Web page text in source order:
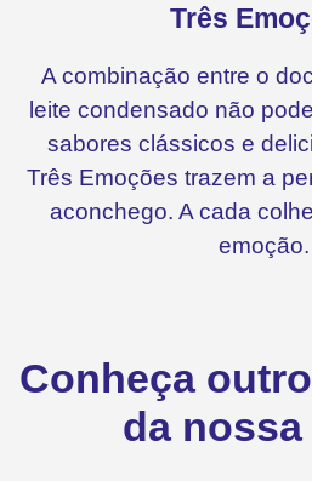
Três
A combinação entre o
leite condensado não
sabores clássicos e
Três Emoções trazem a
aconchego. A cada
emoção.
Conheça
da